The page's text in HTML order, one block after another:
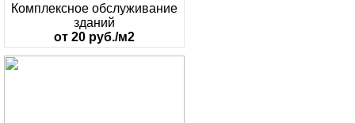
Комплексное обслуживание
зданий
от 20 руб./м2